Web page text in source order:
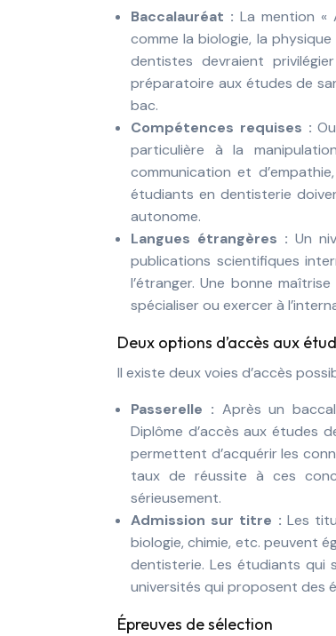
Baccalauréat : La mention «
comme la biologie, la
dentistes devraient
préparatoire aux études de
bac.
Compétences requises :
particulière à la
communication et
étudiants en dentisterie
autonome.
Langues étrangères :Un
publications scientifiques
l’étranger. Une bonne
spécialiser ou exercer à
Deux options d’accès aux
Il existe deux voies d’accès
Passerelle : Après un
Diplôme d’accès aux études
permettent d’acquérir les
taux de réussite à ces
sérieusement.
Admission sur titre : Les
biologie, chimie, etc. peuvent
dentisterie. Les étudiants qui
universités qui proposent des
Épreuves de sélection